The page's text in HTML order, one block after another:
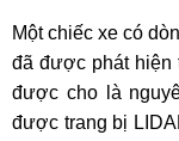
Một chiếc xe có
đã được phát hiện
được cho là
được trang bị